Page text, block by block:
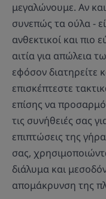
μεγαλώνουμε. Αν και
συνεπώς τα ούλα -
ανθεκτικοί και πιο
αιτία για απώλεια
εφόσον διατηρείτε
επισκέπτεστε
επίσης να
τις συνήθειές σας
επιπτώσεις της
σας,
διάλυμα και
απομάκρυνση της